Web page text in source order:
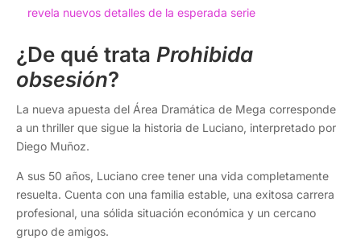
revela nuevos detalles de la esperada serie
¿De qué trata Prohibida
obsesión?
La nueva apuesta del Área Dramática de Mega corresponde
a un thriller que sigue la historia de Luciano, interpretado por
Diego Muñoz.
A sus 50 años, Luciano cree tener una vida completamente
resuelta. Cuenta con una familia estable, una exitosa carrera
profesional, una sólida situación económica y un cercano
grupo de amigos.